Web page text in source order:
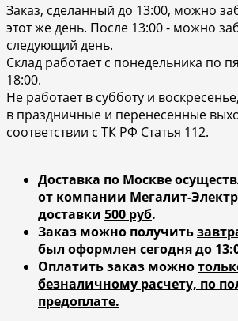
Заказ, сделанный до 13:00, можно
этот же день. После 13:00 - можно
следующий день.
Склад работает с понедельника по
18:00.
Не работает в субботу и
в праздничные и перенесенные
соответствии с ТК РФ Статья 112.
Доставка по Москве
от компании Мегалит-
доставки 500 руб.
Заказ можно получить
был оформлен сегодня до
Оплатить заказ можно
безналичному расчету, по
предоплате.